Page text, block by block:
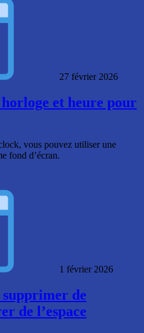
27 février 2026
et heure pour
vous pouvez utiliser une
fond d’écran.
1 février 2026
supprimer de
de l’espace